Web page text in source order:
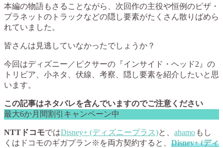
本編の物語もさることながら、次回作の主役や恒例のピザ・
プラネットのトラックなどの隠し要素がたくさん散りばめら
れていました。
皆さんは見逃していなかったでしょうか？
今回はディズニー／ピクサーの『インサイド・ヘッド2』の
トリビア、小ネタ、伏線、考察、隠し要素を紹介したいと思
います。
この記事はネタバレを含んでいますのでご注意ください
最大6か月間割引キャンペーン中
NTTドコモではDisney+ (ディズニープラス)と、 ahamo もし
くはドコモのギガプラン※を両方契約すると、 Disney+ (ディ